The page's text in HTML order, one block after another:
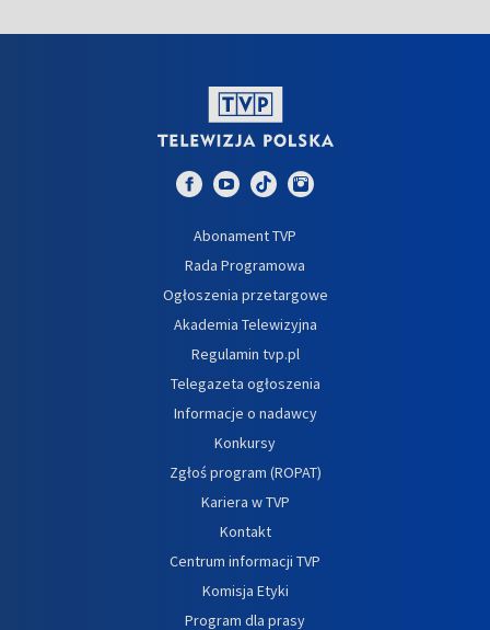
Abonament TVP
Rada Programowa
Ogłoszenia przetargowe
Akademia Telewizyjna
Regulamin tvp.pl
Telegazeta ogłoszenia
Informacje o nadawcy
Konkursy
Zgłoś program (ROPAT)
Kariera w TVP
Kontakt
Centrum informacji TVP
Komisja Etyki
Program dla prasy